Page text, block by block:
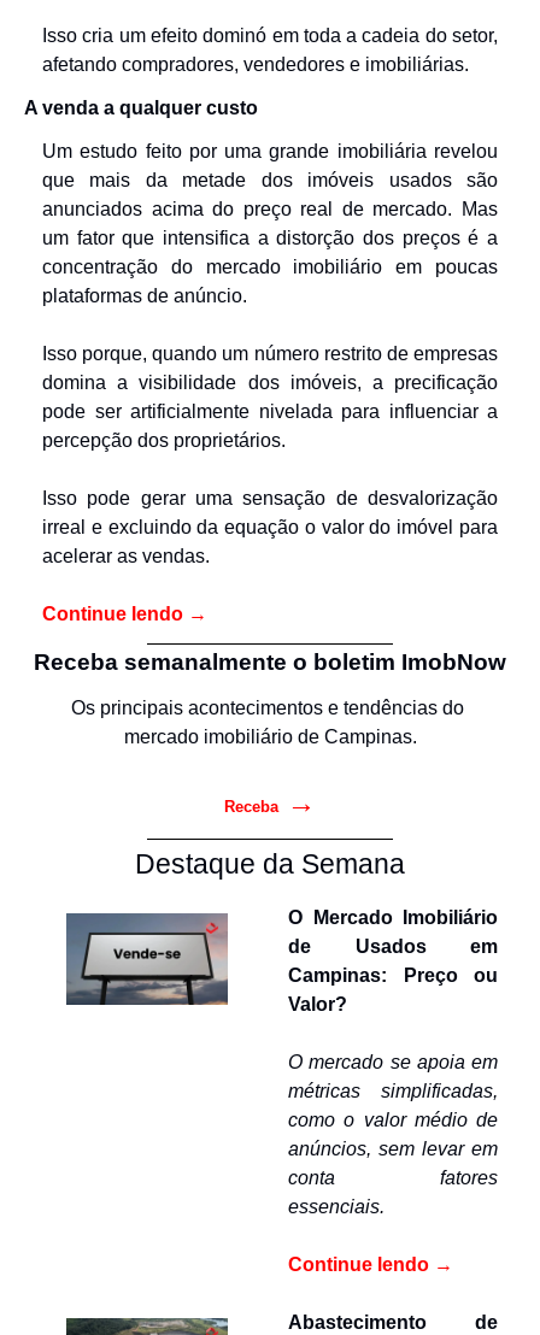
Isso cria um efeito dominó em toda a cadeia do setor,
afetando compradores, vendedores e imobiliárias.
A venda a qualquer custo
Um estudo feito por uma grande imobiliária revelou
que mais da metade dos imóveis usados são
anunciados acima do preço real de mercado. Mas
um fator que intensifica a distorção dos preços é a
concentração do mercado imobiliário em poucas
plataformas de anúncio.
Isso porque, quando um número restrito de empresas
domina a visibilidade dos imóveis, a precificação
pode ser artificialmente nivelada para influenciar a
percepção dos proprietários.
Isso pode gerar uma sensação de desvalorização
irreal e excluindo da equação o valor do imóvel para
acelerar as vendas.
Continue lendo →
Receba semanalmente o boletim ImobNow
Os principais acontecimentos e tendências do
mercado imobiliário de Campinas.
Receba →
Destaque da Semana
O Mercado Imobiliário
de Usados em
Campinas: Preço ou
Valor?
O mercado se apoia em
métricas simplificadas,
como o valor médio de
anúncios, sem levar em
conta fatores
essenciais.
Continue lendo →
Abastecimento de